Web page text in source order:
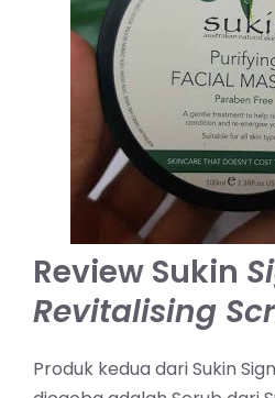
Review Sukin
Revitalising
Produk kedua dari Sukin